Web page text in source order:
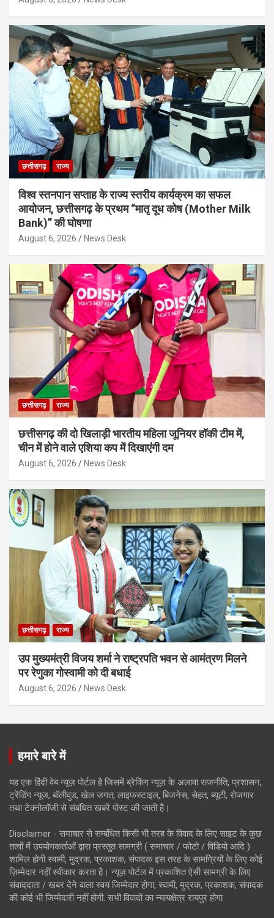
छत्तीसगढ़ राज्य
विश्व स्तनपान सप्ताह के राज्य स्तरीय कार्यक्रम का सफल
आयोजन, छत्तीसगढ़ के प्रथम “मातृ दूध कोष (Mother Milk
Bank)” की घोषणा
August 6, 2026 News Desk
छत्तीसगढ़ राज्य
छत्तीसगढ़ की दो खिलाड़ी भारतीय महिला जूनियर हॉकी टीम में,
चीन में होने वाले एशिया कप में दिखाएंगी दम
August 6, 2026 News Desk
छत्तीसगढ़ राज्य
उप मुख्यमंत्री विजय शर्मा ने राष्ट्रपति भवन से आमंत्रण मिलने
पर रेणुका गोस्वामी को दी बधाई
August 6, 2026 News Desk
हमारे बारे में
यह एक हिंदी वेब न्यूज़ पोर्टल है जिसमें ब्रेकिंग न्यूज़ के अलावा राजनीति, प्रशासन,
ट्रेंडिंग न्यूज, बॉलीवुड, खेल जगत, लाइफस्टाइल, बिजनेस, सेहत, ब्यूटी, रोजगार
तथा टेक्नोलॉजी से संबंधित खबरें पोस्ट की जाती है।
Disclaimer - समाचार से सम्बंधित किसी भी तरह के विवाद के लिए साइट के कुछ
तत्वों में उपयोगकर्ताओं द्वारा प्रस्तुत सामग्री ( समाचार / फोटो / विडियो आदि )
शामिल होगी स्वामी, मुद्रक, प्रकाशक, संपादक इस तरह के सामग्रियों के लिए कोई
ज़िम्मेदार नहीं स्वीकार करता है। न्यूज़ पोर्टल में प्रकाशित ऐसी सामग्री के लिए
संवाददाता / खबर देने वाला स्वयं जिम्मेदार होगा, स्वामी, मुद्रक, प्रकाशक, संपादक
की कोई भी जिम्मेदारी नहीं होगी. सभी विवादों का न्यायक्षेत्र रायपुर होगा